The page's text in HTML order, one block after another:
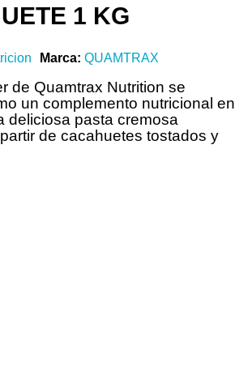
1 KG
Marca QUAMTRAX
de Quamtrax Nutrition se
un complemento nutricional en
deliciosa pasta cremosa
de cacahuetes tostados y